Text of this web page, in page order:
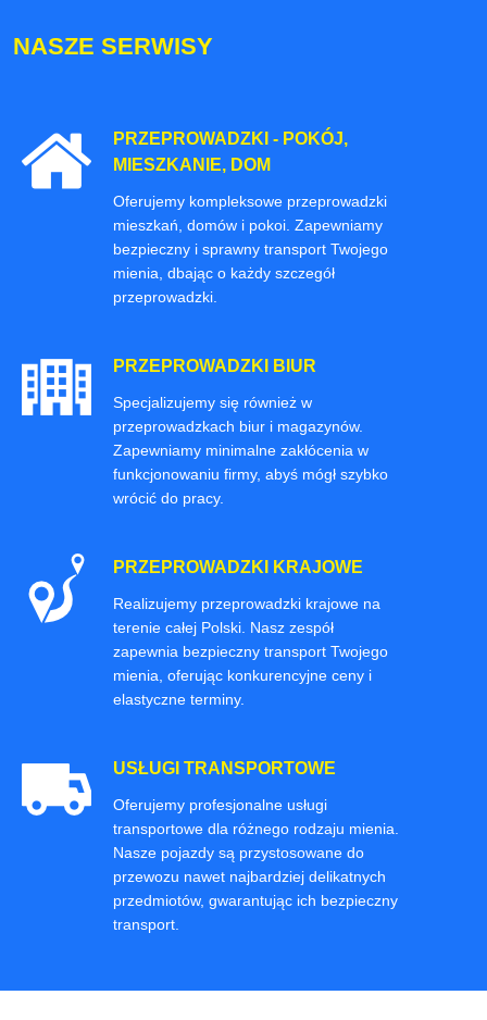
NASZE SERWISY
PRZEPROWADZKI - POKÓJ,
MIESZKANIE, DOM
Oferujemy kompleksowe przeprowadzki
mieszkań, domów i pokoi. Zapewniamy
bezpieczny i sprawny transport Twojego
mienia, dbając o każdy szczegół
przeprowadzki.
PRZEPROWADZKI BIUR
Specjalizujemy się również w
przeprowadzkach biur i magazynów.
Zapewniamy minimalne zakłócenia w
funkcjonowaniu firmy, abyś mógł szybko
wrócić do pracy.
PRZEPROWADZKI KRAJOWE
Realizujemy przeprowadzki krajowe na
terenie całej Polski. Nasz zespół
zapewnia bezpieczny transport Twojego
mienia, oferując konkurencyjne ceny i
elastyczne terminy.
USŁUGI TRANSPORTOWE
Oferujemy profesjonalne usługi
transportowe dla różnego rodzaju mienia.
Nasze pojazdy są przystosowane do
przewozu nawet najbardziej delikatnych
przedmiotów, gwarantując ich bezpieczny
transport.